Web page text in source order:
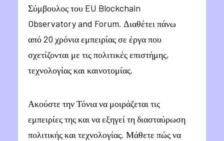
Σύμβουλος του EU Blockchain
Observatory and Forum. Διαθέτει πάνω
από 20 χρόνια εμπειρίας σε έργα που
σχετίζονται με τις πολιτικές επιστήμης,
τεχνολογίας και καινοτομίας.
Ακούστε την Τόνια να μοιράζεται τις
εμπειρίες της και να εξηγεί τη διασταύρωση
πολιτικής και τεχνολογίας. Μάθετε πώς να